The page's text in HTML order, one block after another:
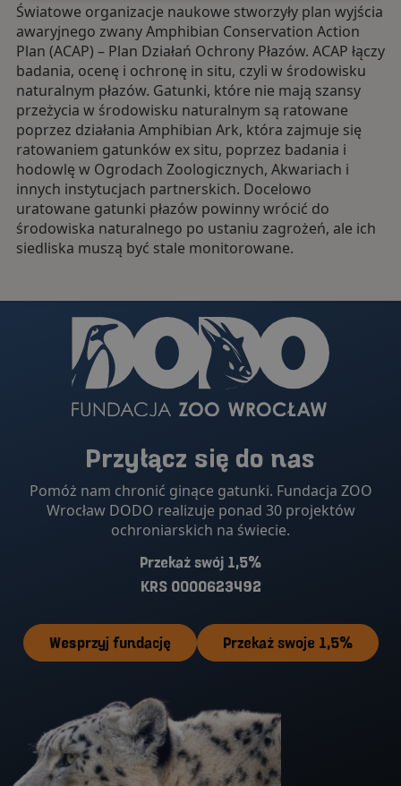
Światowe organizacje naukowe stworzyły plan wyjścia
awaryjnego zwany Amphibian Conservation Action
Plan (ACAP) – Plan Działań Ochrony Płazów. ACAP łączy
badania, ocenę i ochronę in situ, czyli w środowisku
naturalnym płazów. Gatunki, które nie mają szansy
przeżycia w środowisku naturalnym są ratowane
poprzez działania Amphibian Ark, która zajmuje się
ratowaniem gatunków ex situ, poprzez badania i
hodowlę w Ogrodach Zoologicznych, Akwariach i
innych instytucjach partnerskich. Docelowo
uratowane gatunki płazów powinny wrócić do
środowiska naturalnego po ustaniu zagrożeń, ale ich
siedliska muszą być stale monitorowane.
Przyłącz się do nas
Pomóż nam chronić ginące gatunki. Fundacja ZOO
Wrocław DODO realizuje ponad 30 projektów
ochroniarskich na świecie.
Przekaż swój 1,5%
KRS 0000623492
Wesprzyj fundację Przekaż swoje 1,5%